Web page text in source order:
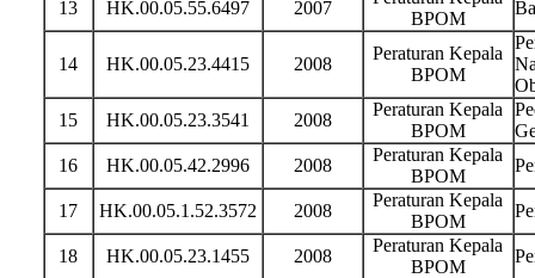
13
HK.00.05.55.6497 2007
BPOM
14 HK.00.05.23.4415 2008
Peraturan Kepala
BPOM
15
HK.00.05.23.3541 2008
Peraturan Kepala
BPOM
16
HK.00.05.42.2996 2008
Peraturan Kepala
BPOM
17 HK.00.05.1.52.3572 2008
Peraturan Kepala
BPOM
18 HK.00.05.23.1455 2008
Peraturan Kepala
BPOM